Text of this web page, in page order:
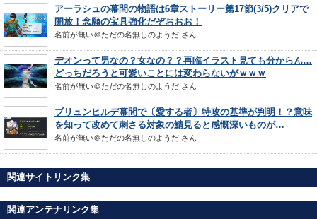
アーラシュの幕間の物語は6章ストーリー第17節(3/5)クリアで
開放！念願の宝具強化だぞおおお！
名前が無い＠ただの名無しのようだ さん
デオンって男なの？女なの？？再臨イラスト見ても分からん…
どっちだろうと可愛いことには変わらないがｗｗｗ
名前が無い＠ただの名無しのようだ さん
ブリュンヒルデ幕間で〔愛する者〕特攻の基準が判明！？意味
を知って改めて刺さる対象の鯖見ると感慨深いものが…
名前が無い＠ただの名無しのようだ さん
関連サイトリンク集
関連アンテナリンク集